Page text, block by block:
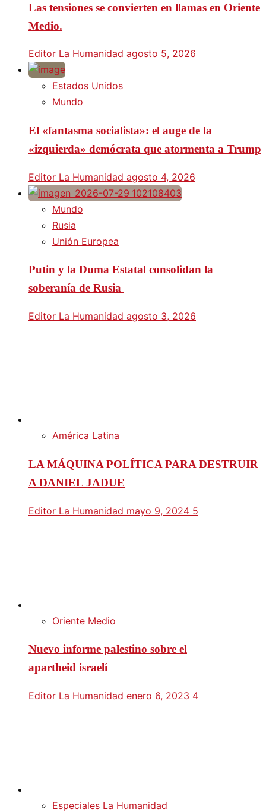
Las tensiones se convierten en llamas en Oriente
Medio.
Editor La Humanidad agosto 5, 2026
Estados Unidos
Mundo
El «fantasma socialista»: el auge de la
«izquierda» demócrata que atormenta a Trump
Editor La Humanidad agosto 4, 2026
Mundo
Rusia
Unión Europea
Putin y la Duma Estatal consolidan la
soberanía de Rusia
Editor La Humanidad agosto 3, 2026
América Latina
LA MÁQUINA POLÍTICA PARA DESTRUIR
A DANIEL JADUE
Editor La Humanidad mayo 9, 2024 5
Oriente Medio
Nuevo informe palestino sobre el
apartheid israelí
Editor La Humanidad enero 6, 2023 4
Especiales La Humanidad